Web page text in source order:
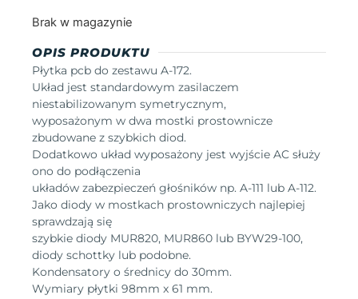
Brak w magazynie
OPIS PRODUKTU
Płytka pcb do zestawu A-172.
Układ jest standardowym zasilaczem
niestabilizowanym symetrycznym,
wyposażonym w dwa mostki prostownicze
zbudowane z szybkich diod.
Dodatkowo układ wyposażony jest wyjście AC służy
ono do podłączenia
układów zabezpieczeń głośników np. A-111 lub A-112.
Jako diody w mostkach prostowniczych najlepiej
sprawdzają się
szybkie diody MUR820, MUR860 lub BYW29-100,
diody schottky lub podobne.
Kondensatory o średnicy do 30mm.
Wymiary płytki 98mm x 61 mm.